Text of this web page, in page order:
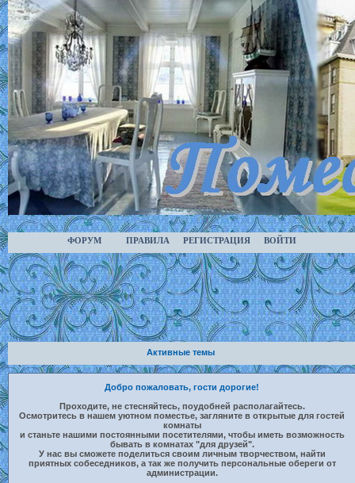
ФОРУМ ПРАВИЛА РЕГИСТРАЦИЯ ВОЙТИ
Активные темы
Добро пожаловать, гости дорогие!
Проходите, не стесняйтесь, поудобней располагайтесь.
Осмотритесь в нашем уютном поместье, загляните в открытые для гостей
комнаты
и станьте нашими постоянными посетителями, чтобы иметь возможность
бывать в комнатах "для друзей".
У нас вы сможете поделиться своим личным творчеством, найти
приятных собеседников, а так же получить персональные обереги от
администрации.